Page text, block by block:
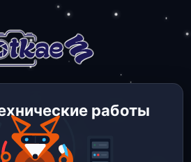
работы